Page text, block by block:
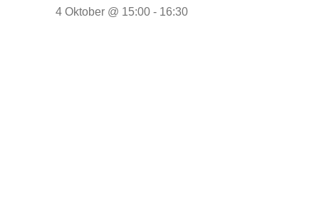
4 Oktober @ 15:00 - 16:30